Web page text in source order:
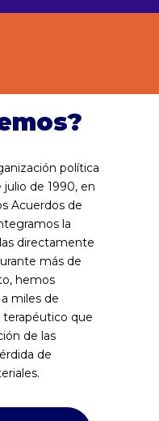
política
de 1990, en
Acuerdos de
la
directamente
más de
hemos
miles de
terapéutico que
de las
de